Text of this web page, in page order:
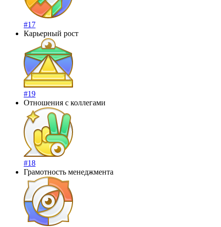
#17
Карьерный рост
#19
Отношения с коллегами
#18
Грамотность менеджмента